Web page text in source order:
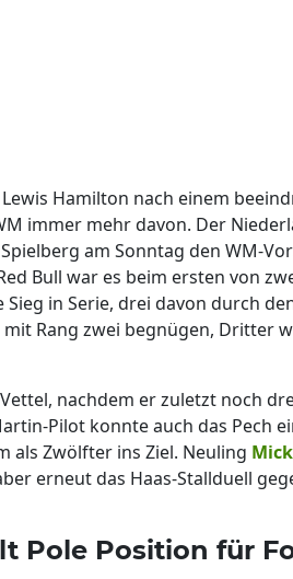
Hamilton nach einem
immer mehr davon. Der
am Sonntag den WM-
Bull war es beim ersten von
in Serie, drei davon durch
Rang zwei begnügen, Dritter
nachdem er zuletzt noch
Pilot konnte auch das Pech
als Zwölfter ins Ziel. Neuling Mick
erneut das Haas-Stallduell
Pole Position für